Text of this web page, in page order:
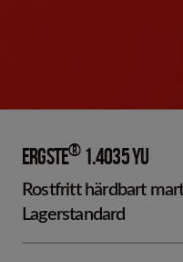
ERGSTE®1.4035 YU
Rostfritt härdbart
Lagerstandard